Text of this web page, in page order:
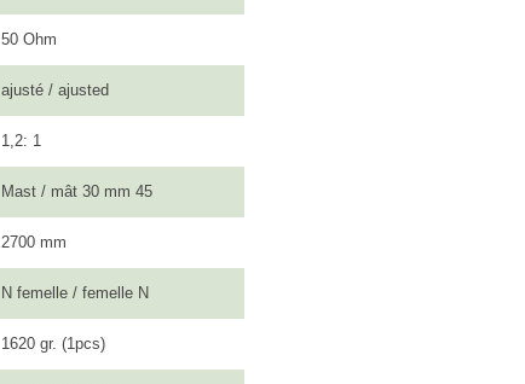
50 Ohm
ajusté / ajusted
1,2: 1
Mast / mât 30 mm 45
2700 mm
N femelle / femelle N
1620 gr. (1pcs)